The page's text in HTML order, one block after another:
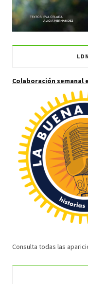
Colaboración semanal
Consulta todas las